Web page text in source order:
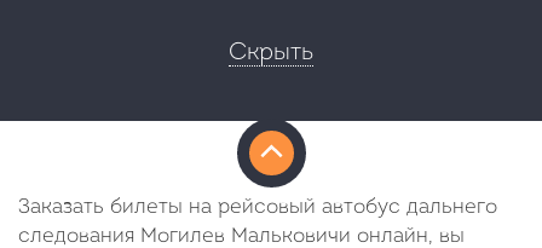
Скрыть
Заказать билеты на рейсовый автобус дальнего
следования Могилев Мальковичи онлайн, вы